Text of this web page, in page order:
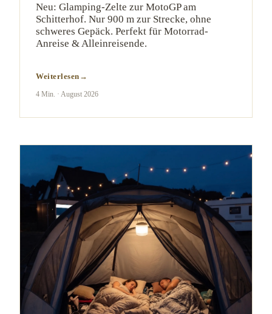
Neu: Glamping-Zelte zur MotoGP am
Schitterhof. Nur 900 m zur Strecke, ohne
schweres Gepäck. Perfekt für Motorrad-
Anreise & Alleinreisende.
Weiterlesen
4 Min. · August 2026